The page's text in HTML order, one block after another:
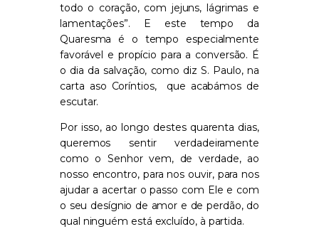
todo o coração, com jejuns, lágrimas e
lamentações”. E este tempo da
Quaresma é o tempo especialmente
favorável e propício para a conversão. É
o dia da salvação, como diz S. Paulo, na
carta aso Coríntios, que acabámos de
escutar.
Por isso, ao longo destes quarenta dias,
queremos sentir verdadeiramente
como o Senhor vem, de verdade, ao
nosso encontro, para nos ouvir, para nos
ajudar a acertar o passo com Ele e com
o seu desígnio de amor e de perdão, do
qual ninguém está excluído, à partida.